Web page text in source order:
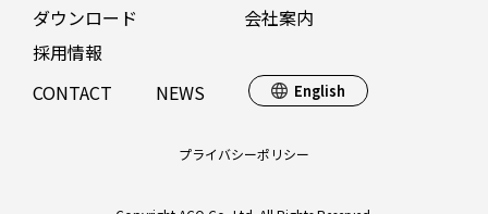
ダウンロード
会社案内
採用情報
CONTACT
NEWS English
プライバシーポリシー